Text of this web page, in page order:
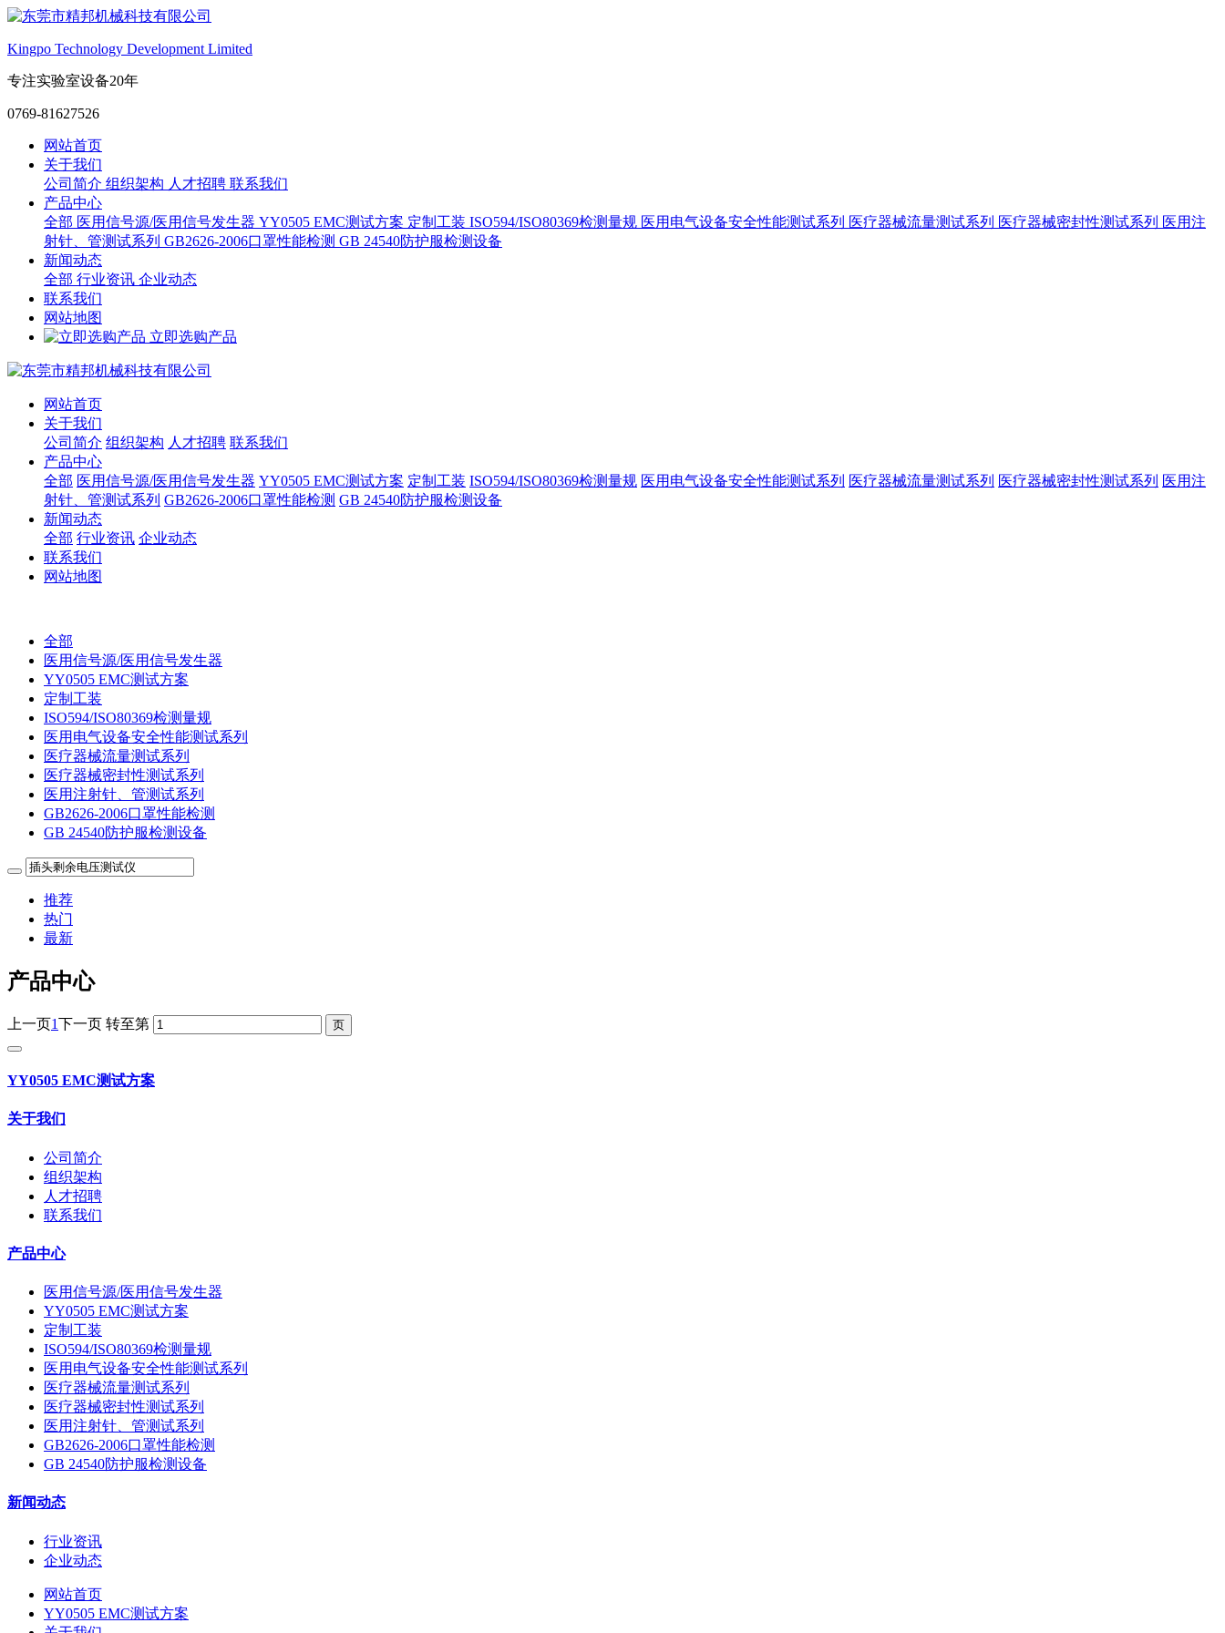
Kingpo Technology Development Limited
专注实验室设备20年
0769-81627526
网站首页
关于我们
公司简介 组织架构 人才招聘 联系我们
产品中心
全部 医用信号源/医用信号发生器 YY0505 EMC测试方案 定制工装 ISO594/ISO80369检测量规 医用电气设备安全性能测试系列 医疗器械流量测试系列 医疗器械密封性测试系列 医用注
射针、管测试系列 GB2626-2006口罩性能检测 GB 24540防护服检测设备
新闻动态
全部 行业资讯 企业动态
联系我们
网站地图
立即选购产品
网站首页
关于我们
公司简介 组织架构 人才招聘 联系我们
产品中心
全部 医用信号源/医用信号发生器 YY0505 EMC测试方案 定制工装 ISO594/ISO80369检测量规 医用电气设备安全性能测试系列 医疗器械流量测试系列 医疗器械密封性测试系列 医用注
射针、管测试系列 GB2626-2006口罩性能检测 GB 24540防护服检测设备
新闻动态
全部 行业资讯 企业动态
联系我们
网站地图
全部
医用信号源/医用信号发生器
YY0505 EMC测试方案
定制工装
ISO594/ISO80369检测量规
医用电气设备安全性能测试系列
医疗器械流量测试系列
医疗器械密封性测试系列
医用注射针、管测试系列
GB2626-2006口罩性能检测
GB 24540防护服检测设备
推荐
热门
最新
产品中心
上一页1下一页 转至第
YY0505 EMC测试方案
关于我们
公司简介
组织架构
人才招聘
联系我们
产品中心
医用信号源/医用信号发生器
YY0505 EMC测试方案
定制工装
ISO594/ISO80369检测量规
医用电气设备安全性能测试系列
医疗器械流量测试系列
医疗器械密封性测试系列
医用注射针、管测试系列
GB2626-2006口罩性能检测
GB 24540防护服检测设备
新闻动态
行业资讯
企业动态
网站首页
YY0505 EMC测试方案